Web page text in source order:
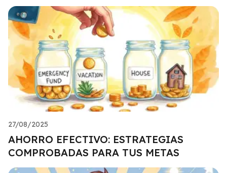
27/08/2025
AHORRO EFECTIVO: ESTRATEGIAS
COMPROBADAS PARA TUS METAS